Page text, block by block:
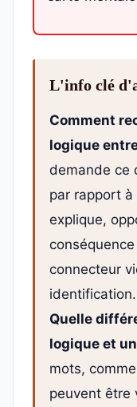
L'info clé
Comment
logique
demande ce
par rapport à
explique,
connecteur
identification.
Quelle
logique et
mots,
peuvent être